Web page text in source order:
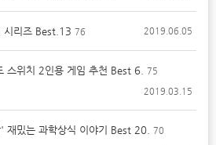
시리즈 Best.13 76 2019.06.05
스위치 2인용 게임 추천 Best 6.
75
2019.03.15
재밌는 과학상식 이야기 Best 20.
70